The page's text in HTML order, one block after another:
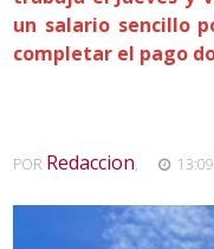
un salario sencillo
completar el pago
POR Redaccion,